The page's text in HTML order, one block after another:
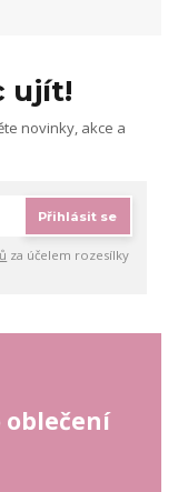
ujít!
novinky, akce a
Přihlásit se
za účelem rozesílky
oblečení